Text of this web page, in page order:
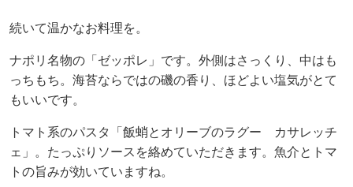
続いて温かなお料理を。
ナポリ名物の「ゼッポレ」です。外側はさっくり、中はも
っちもち。海苔ならではの磯の香り、ほどよい塩気がとて
もいいです。
トマト系のパスタ「飯蛸とオリーブのラグー カサレッチ
ェ」。たっぷりソースを絡めていただきます。魚介とトマ
トの旨みが効いていますね。